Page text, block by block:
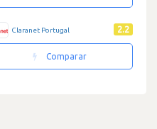
Claranet Portugal 2.2
Comparar